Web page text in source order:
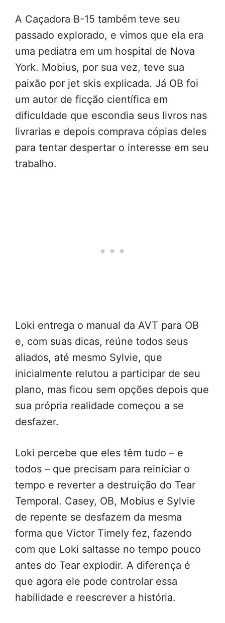
A Caçadora B-15 também teve seu
passado explorado, e vimos que ela era
uma pediatra em um hospital de Nova
York. Mobius, por sua vez, teve sua
paixão por jet skis explicada. Já OB foi
um autor de ficção científica em
dificuldade que escondia seus livros nas
livrarias e depois comprava cópias deles
para tentar despertar o interesse em seu
trabalho.
Loki entrega o manual da AVT para OB
e, com suas dicas, reúne todos seus
aliados, até mesmo Sylvie, que
inicialmente relutou a participar de seu
plano, mas ficou sem opções depois que
sua própria realidade começou a se
desfazer.
Loki percebe que eles têm tudo – e
todos – que precisam para reiniciar o
tempo e reverter a destruição do Tear
Temporal. Casey, OB, Mobius e Sylvie
de repente se desfazem da mesma
forma que Victor Timely fez, fazendo
com que Loki saltasse no tempo pouco
antes do Tear explodir. A diferença é
que agora ele pode controlar essa
habilidade e reescrever a história.